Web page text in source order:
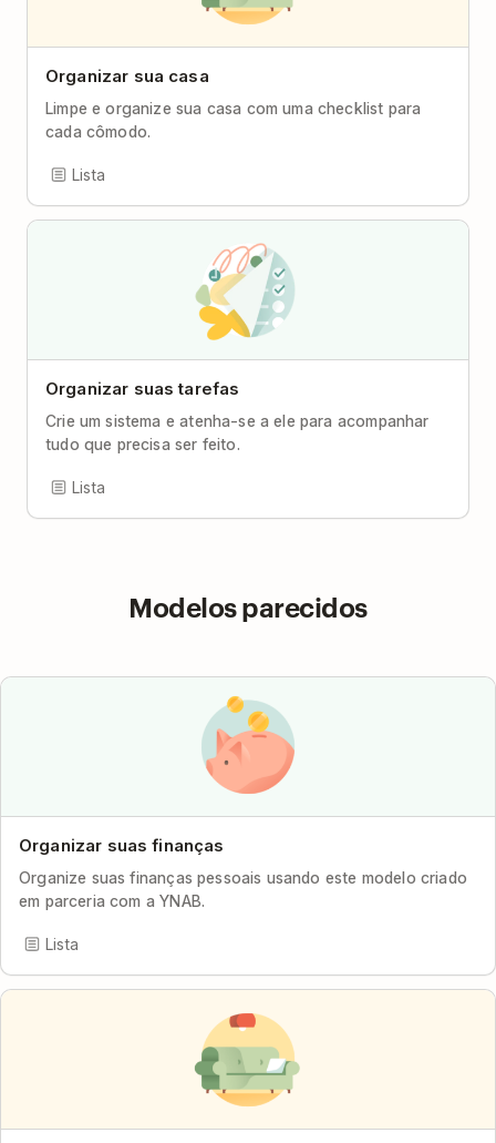
Organizar sua casa
Limpe e organize sua casa com uma checklist para
cada cômodo.
Lista
Organizar suas tarefas
Crie um sistema e atenha-se a ele para acompanhar
tudo que precisa ser feito.
Lista
Modelos parecidos
Organizar suas finanças
Organize suas finanças pessoais usando este modelo criado
em parceria com a YNAB.
Lista